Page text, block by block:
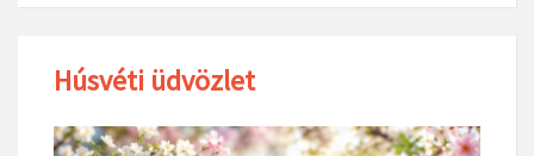
Húsvéti üdvözlet